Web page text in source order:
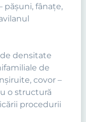
păşuni, fânaţe,
densitate
de
covor –
o structură
procedurii